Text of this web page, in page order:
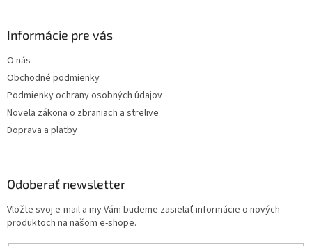
Informácie pre vás
O nás
Obchodné podmienky
Podmienky ochrany osobných údajov
Novela zákona o zbraniach a strelive
Doprava a platby
Odoberať newsletter
Vložte svoj e-mail a my Vám budeme zasielať informácie o nových
produktoch na našom e-shope.